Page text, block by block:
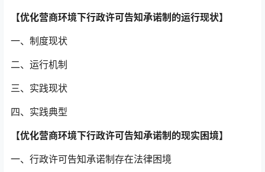
【优化营商环境下行政许可告知承诺制的运行现状】
一、制度现状
二、运行机制
三、实践现状
四、实践典型
【优化营商环境下行政许可告知承诺制的现实困境】
一、行政许可告知承诺制存在法律困境